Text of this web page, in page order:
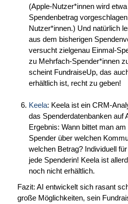
(Apple-Nutzer*innen wird
Spendenbetrag
Nutzer*innen.) Und natürlich
aus dem bisherigen
versucht zielgenau Einmal-
zu Mehrfach-Spender*innen
scheint FundraiseUp, das
erhältlich ist, recht zu geben!
Keela: Keela ist ein CRM-
das Spenderdatenbanken auf
Ergebnis: Wann bittet man
Spender über welchen
welchen Betrag? Individuell
jede Spenderin! Keela ist
noch nicht erhältlich.
Fazit: AI entwickelt sich rasant
große Möglichkeiten, sein